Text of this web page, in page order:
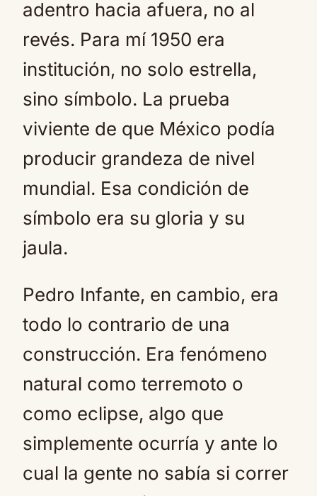
adentro hacia afuera, no al
revés. Para mí 1950 era
institución, no solo estrella,
sino símbolo. La prueba
viviente de que México podía
producir grandeza de nivel
mundial. Esa condición de
símbolo era su gloria y su
jaula.
Pedro Infante, en cambio, era
todo lo contrario de una
construcción. Era fenómeno
natural como terremoto o
como eclipse, algo que
simplemente ocurría y ante lo
cual la gente no sabía si correr